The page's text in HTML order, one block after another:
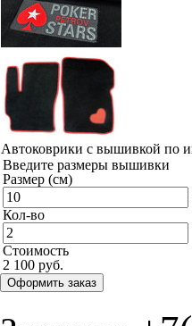
Автоковрики с вышивкой по
Введите размеры вышивки
Размер (см)
Кол-во
Стоимость
2 100 руб.
Оформить заказ